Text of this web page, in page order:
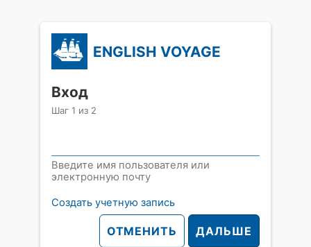
ENGLISH VOYAGE
Вход
Шаг 1 из 2
Введите имя пользователя или
электронную почту
Создать учетную запись
ОТМЕНИТЬ ДАЛЬШЕ